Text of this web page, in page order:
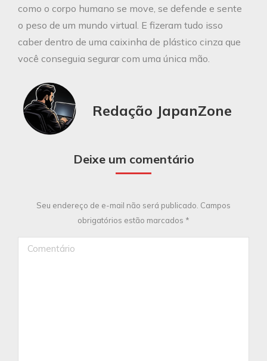
como o corpo humano se move, se defende e sente
o peso de um mundo virtual. E fizeram tudo isso
caber dentro de uma caixinha de plástico cinza que
você conseguia segurar com uma única mão.
Redação JapanZone
Deixe um comentário
Seu endereço de e-mail não será publicado. Campos
obrigatórios estão marcados *
Comentário